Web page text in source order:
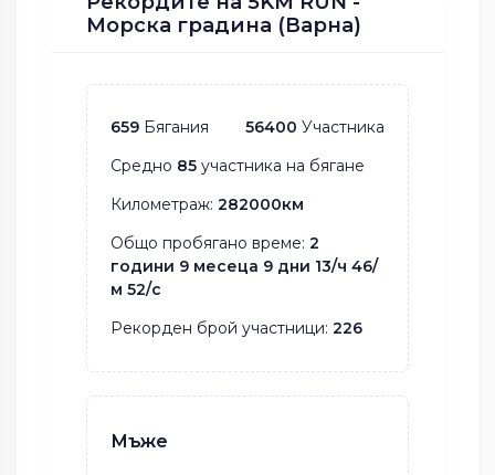
Морска градина (Варна)
659 Бягания 56400 Участника
Средно 85 участника на бягане
Километраж: 282000км
Общо пробягано време: 2
години 9 месеца 9 дни 13/ч 46/
м 52/с
Рекорден брой участници: 226
Мъже